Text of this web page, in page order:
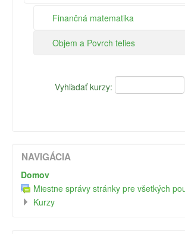
Finančná matematika
Objem a Povrch telies
Vyhľadať kurzy:
NAVIGÁCIA
Domov
Miestne správy stránky pre všetkých
Kurzy